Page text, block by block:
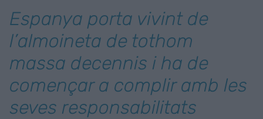
Espanya porta vivint de
l’almoineta de tothom
massa decennis i ha de
començar a complir amb les
seves responsabilitats